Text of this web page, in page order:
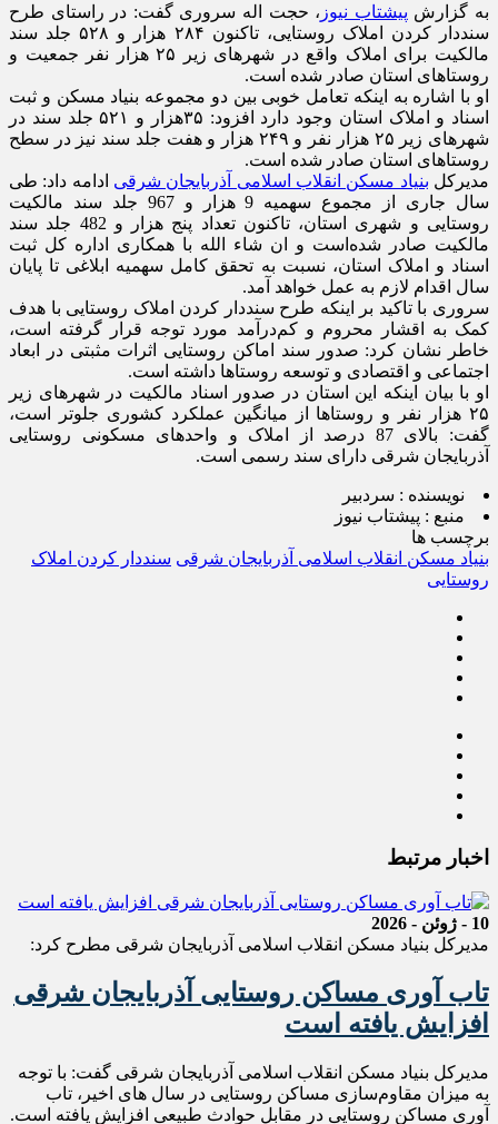
به گزارش پیشتاب نیوز ، حجت اله سروری گفت: در راستای طرح
سنددار کردن املاک روستایی، تاکنون ۲۸۴ هزار و ۵۲۸ جلد سند
مالکیت برای املاک واقع در شهرهای زیر ۲۵ هزار نفر جمعیت و
روستاهای استان صادر شده است.
او با اشاره به اینکه تعامل خوبی بین دو مجموعه بنیاد مسکن و ثبت
اسناد و املاک استان وجود دارد افزود: ۳۵هزار و ۵۲۱ جلد سند در
شهرهای زیر ۲۵ هزار نفر و ۲۴۹ هزار و هفت جلد سند نیز در سطح
روستاهای استان صادر شده‌ است.
مدیرکل بنیاد مسکن انقلاب اسلامی آذربایجان شرقی ادامه داد: طی
سال جاری از مجموع سهمیه 9 هزار و 967 جلد سند مالکیت
روستایی و شهری استان، تاکنون تعداد پنج هزار و 482 جلد سند
مالکیت صادر شده‌است و ان شاء الله با همکاری اداره کل ثبت
اسناد و املاک استان، نسبت به تحقق کامل سهمیه ابلاغی تا پایان
سال اقدام لازم به عمل خواهد آمد.
سروری با تاکید بر اینکه طرح سنددار کردن املاک روستایی با هدف
کمک به اقشار محروم و کم‌درآمد مورد توجه قرار گرفته است،
خاطر نشان کرد: صدور سند اماکن روستایی اثرات مثبتی در ابعاد
اجتماعی و اقتصادی و توسعه روستاها داشته است.
او با بیان اینکه این استان در صدور اسناد مالکیت در شهرهای زیر
۲۵ هزار نفر و روستاها از میانگین عملکرد کشوری جلوتر است،
گفت: بالای 87 درصد از املاک و واحدهای مسکونی روستایی
آذربایجان شرقی دارای سند رسمی است.
نویسنده : سردبیر
منبع : پیشتاب نیوز
برچسب ها
بنیاد مسکن انقلاب اسلامی آذربایجان شرقی سنددار کردن املاک
روستایی
اخبار مرتبط
10 - ژوئن - 2026
مدیرکل بنیاد مسکن انقلاب اسلامی آذربایجان شرقی مطرح کرد:
تاب آوری مساکن روستایی آذربایجان شرقی
افزایش یافته است
مدیرکل بنیاد مسکن انقلاب اسلامی آذربایجان شرقی گفت: با توجه
به میزان مقاوم‌سازی مساکن روستایی در سال های اخیر، تاب
آوری مساکن روستایی در مقابل حوادث طبیعی افزایش یافته است.